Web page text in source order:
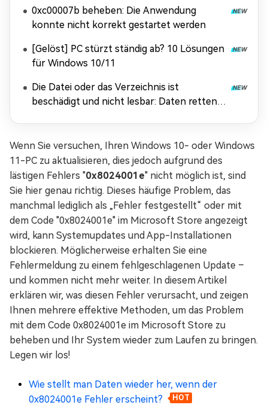
0xc00007b beheben: Die Anwendung
konnte nicht korrekt gestartet werden
[Gelöst] PC stürzt ständig ab? 10 Lösungen
für Windows 10/11
Die Datei oder das Verzeichnis ist
beschädigt und nicht lesbar: Daten retten &
Wenn Sie versuchen, Ihren Windows 10- oder Windows
11-PC zu aktualisieren, dies jedoch aufgrund des
lästigen Fehlers "0x8024001e" nicht möglich ist, sind
Sie hier genau richtig. Dieses häufige Problem, das
manchmal lediglich als „Fehler festgestellt“ oder mit
dem Code "0x8024001e" im Microsoft Store angezeigt
wird, kann Systemupdates und App-Installationen
blockieren. Möglicherweise erhalten Sie eine
Fehlermeldung zu einem fehlgeschlagenen Update –
und kommen nicht mehr weiter. In diesem Artikel
erklären wir, was diesen Fehler verursacht, und zeigen
Ihnen mehrere effektive Methoden, um das Problem
mit dem Code 0x8024001e im Microsoft Store zu
beheben und Ihr System wieder zum Laufen zu bringen.
Legen wir los!
Wie stellt man Daten wieder her, wenn der
0x8024001e Fehler erscheint?
HOT